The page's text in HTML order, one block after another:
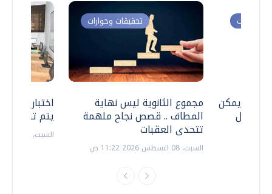
اختبارات
يتم
السبت، 18 يوليو 2026 09:22 ص
تحقيقات وحوارات
مجموع الثانوية ليس نهاية
المطاف .. قصص نجاح ملهمة
تتحدى العقبات
السبت، 08 اغسطس 2026 11:22 ص
وحوارات
.. هل يمكن
نتعامل